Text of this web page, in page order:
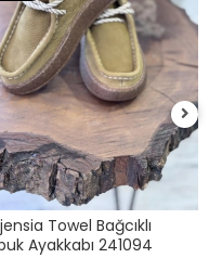
Towel Bağcıklı
Ayakkabı 241094